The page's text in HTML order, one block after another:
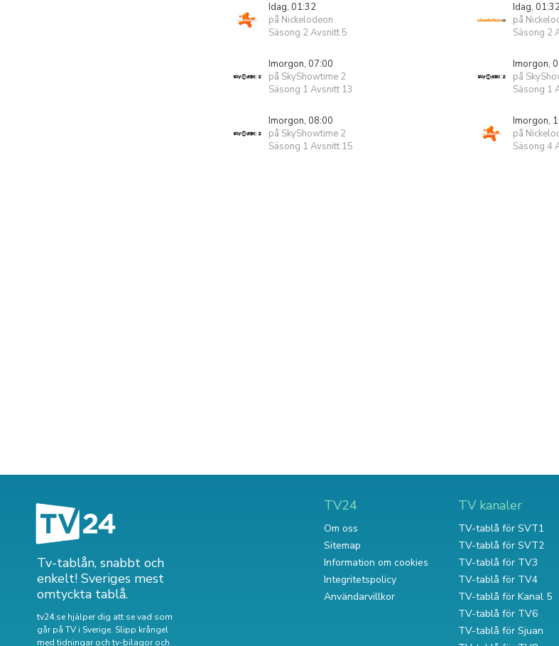
Idag, 01:32
på Nickelodeon
Säsong 2 Avsnitt 5
Idag,
på
Säsong 2
Imorgon, 07:00
på SkyShowtime 2
Säsong 1 Avsnitt 13
Imorgon,
på
Säsong 1
Imorgon, 08:00
på SkyShowtime 2
Säsong 1 Avsnitt 15
Imorgon,
på
Säsong 4
Tv-tablån, snabbt och
enkelt! Sveriges mest
omtyckta tablå.
tv24.se hjälper dig att se vad som
går på TV i Sverige. Slipp krångel
med tidningar och tv-bilagor och
TV24
Om oss
Sitemap
Information om cookies
Integritetspolicy
Användarvillkor
TV kanaler
TV-tablå för SVT1
TV-tablå för SVT2
TV-tablå för TV3
TV-tablå för TV4
TV-tablå för Kanal 5
TV-tablå för TV6
TV-tablå för Sjuan